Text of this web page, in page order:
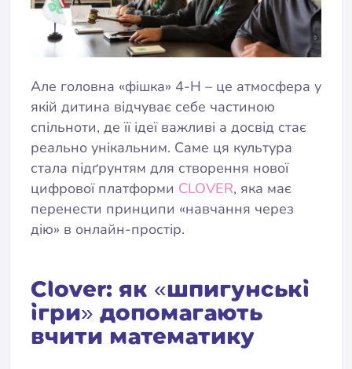
Але головна «фішка» 4-H – це атмосфера у
якій дитина відчуває себе частиною
спільноти, де її ідеї важливі а досвід стає
реально унікальним. Саме ця культура
стала підґрунтям для створення нової
цифрової платформи CLOVER, яка має
перенести принципи «навчання через
дію» в онлайн-простір.
Clover: як «шпигунські
ігри» допомагають
вчити математику